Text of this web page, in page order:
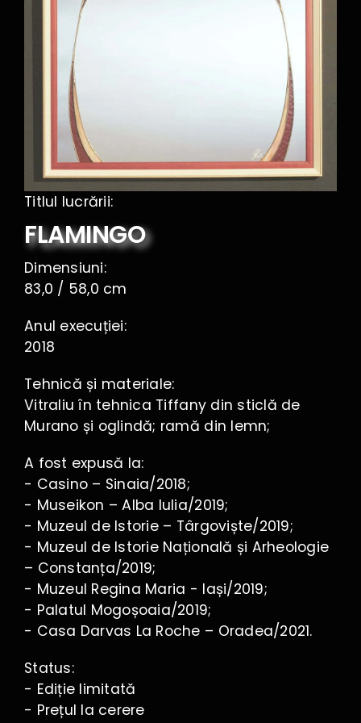
Contact
Titlul lucrării:
FLAMINGO
Dimensiuni:
83,0 / 58,0 cm
Anul execuției:
2018
Tehnică și materiale:
Vitraliu în tehnica Tiffany din sticlă de
Murano și oglindă; ramă din lemn;
A fost expusă la:
- Casino – Sinaia/2018;
- Museikon – Alba Iulia/2019;
- Muzeul de Istorie – Târgoviște/2019;
- Muzeul de Istorie Națională și Arheologie
– Constanța/2019;
- Muzeul Regina Maria - Iași/2019;
- Palatul Mogoșoaia/2019;
- Casa Darvas La Roche – Oradea/2021.
Status:
- Ediție limitată
- Prețul la cerere